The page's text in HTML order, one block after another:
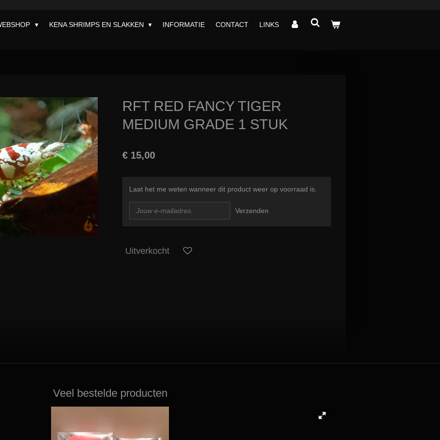
KENA SHRIMPS EN SLAKKEN INFORMATIE CONTACT LINKS
RFT RED FANCY TIGER
MEDIUM GRADE 1 STUK
€ 15,00
Laat het me weten wanneer dit product weer op voorraad is.
Verzenden
Uitverkocht
Veel bestelde producten